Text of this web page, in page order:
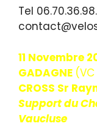
Tel
11 Novembre
GADAGNE
CROSS Sr
Support du
Vaucluse